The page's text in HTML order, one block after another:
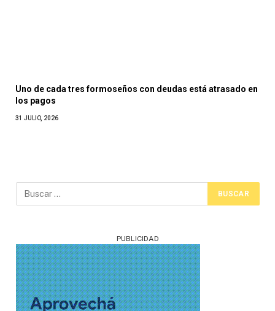
Uno de cada tres formoseños con deudas está atrasado en
los pagos
31 JULIO, 2026
PUBLICIDAD